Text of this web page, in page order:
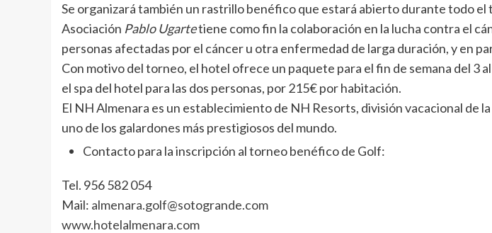
Se organizará también un rastrillo benéfico que estará abierto durante todo
Asociación Pablo Ugartetiene como fin la colaboración en la lucha contra el
personas afectadas por el cáncer u otra enfermedad de larga duración, y en
Con motivo del torneo, el hotel ofrece un paquete para el fin de semana del 3
el spa del hotel para las dos personas, por 215€ por habitación.
El NH Almenara es un establecimiento de NH Resorts, división vacacional de
uno de los galardones más prestigiosos del mundo.
Contacto para la inscripción al torneo benéfico de Golf:
Tel. 956 582 054
Mail: almenara.golf@sotogrande.com
www.hotelalmenara.com